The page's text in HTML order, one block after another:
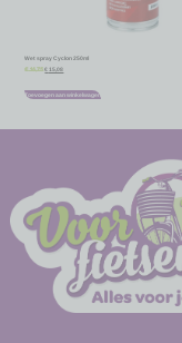
Wet spray Cyclon 250ml
€ 16,75 € 15,08
Toevoegen aan winkelwagen